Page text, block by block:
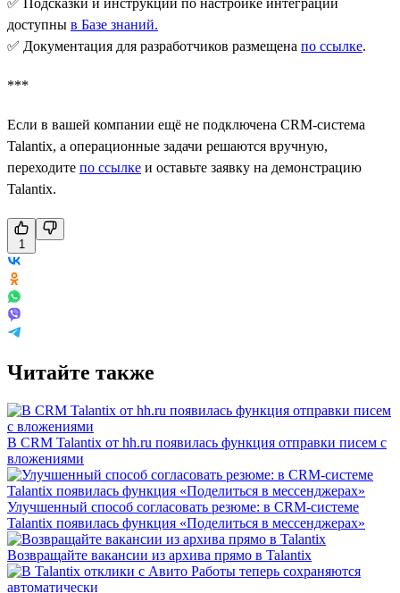
доступны в Базе знаний.
✅ Документация для разработчиков размещена по ссылке.
***
Если в вашей компании ещё не подключена CRM-система
Talantix, а операционные задачи решаются вручную,
переходите по ссылке и оставьте заявку на демонстрацию
Talantix.
1
Читайте также
В CRM Talantix от hh.ru появилась функция отправки писем с
вложениями
Улучшенный способ согласовать резюме: в CRM-системе
Talantix появилась функция «Поделиться в мессенджерах»
Возвращайте вакансии из архива прямо в Talantix